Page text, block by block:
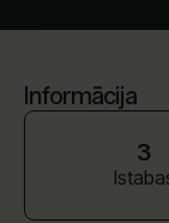
Informācija
3